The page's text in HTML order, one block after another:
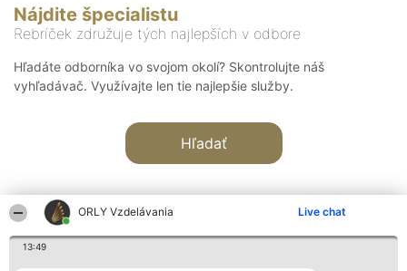
ORLY Vzdelávania Live chat
13:49
Nájdite špecialistu
Rebríček združuje tých najlepších v odbore
Hľadáte odborníka vo svojom okolí? Skontrolujte náš
vyhľadávač. Využívajte len tie najlepšie služby.
Hľadať